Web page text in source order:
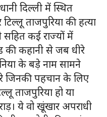
दिल्ली में स्थित
ताजपुरिया की हत्या
कई राज्यों में
की कहानी से जब धीरे
के बड़े नाम सामने
जिनकी पहचान के लिए
ताजपुरिया हो या
ये वो खूंखार अपराधी